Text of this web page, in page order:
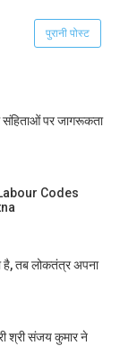
पुरानी पोस्ट
पर जागरूकता
Codes
है, तब लोकतंत्र अपना
श्री संजय कुमार ने